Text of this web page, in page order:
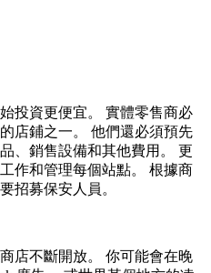
投資更便宜。 實體零售商必
店鋪之一。 他們還必須預先
、銷售設備和其他費用。 更
作和管理每個站點。 根據商
招募保安人員。
店不斷開放。 你可能會在晚